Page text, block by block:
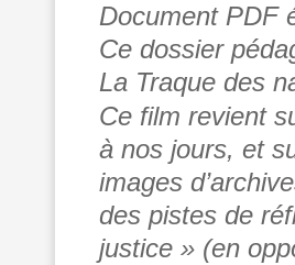
Document PDF
Ce dossier
La Traque des
Ce film revient
à nos jours, et
images
des pistes de
justice » (en